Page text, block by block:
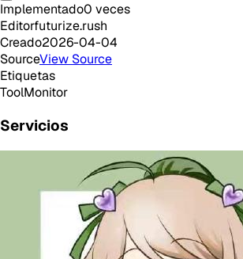
Implementado0 veces
Editorfuturize.rush
Creado2026-04-04
SourceView Source
Etiquetas
ToolMonitor
Servicios